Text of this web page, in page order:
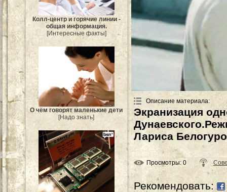
Колл-центр и горячие линии -
общая информация.
[Интересные факты]
О чём говорят маленькие дети
[Надо знать]
Описание материала:
Экранизация
Лариса
Просмотры: 0
Рекомендовать: